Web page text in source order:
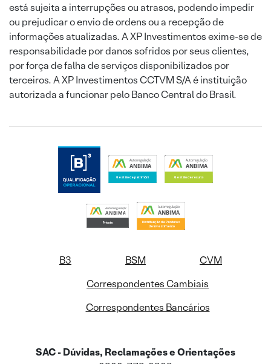
está sujeita a interrupções ou atrasos, podendo impedir
ou prejudicar o envio de ordens ou a recepção de
informações atualizadas. A XP Investimentos exime-se de
responsabilidade por danos sofridos por seus clientes,
por força de falha de serviços disponibilizados por
terceiros. A XP Investimentos CCTVM S/A é instituição
autorizada a funcionar pelo Banco Central do Brasil.
B3 BSM
CVM
Correspondentes Cambiais
Correspondentes Bancários
SAC - Dúvidas, Reclamações e Orientações